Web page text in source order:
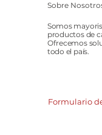
Sobre
Somos
productos de
Ofrecemos
todo el país.
Formulario